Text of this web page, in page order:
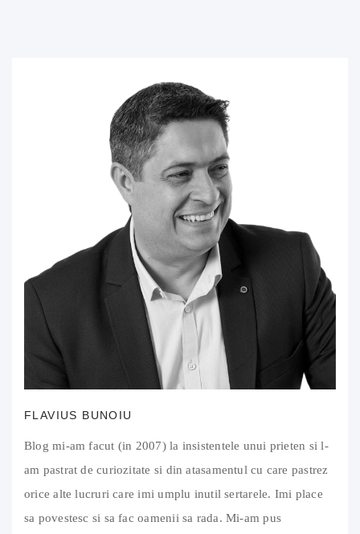
FLAVIUS BUNOIU
Blog mi-am facut (in 2007) la insistentele unui prieten si l-
am pastrat de curiozitate si din atasamentul cu care pastrez
orice alte lucruri care imi umplu inutil sertarele. Imi place
sa povestesc si sa fac oamenii sa rada. Mi-am pus